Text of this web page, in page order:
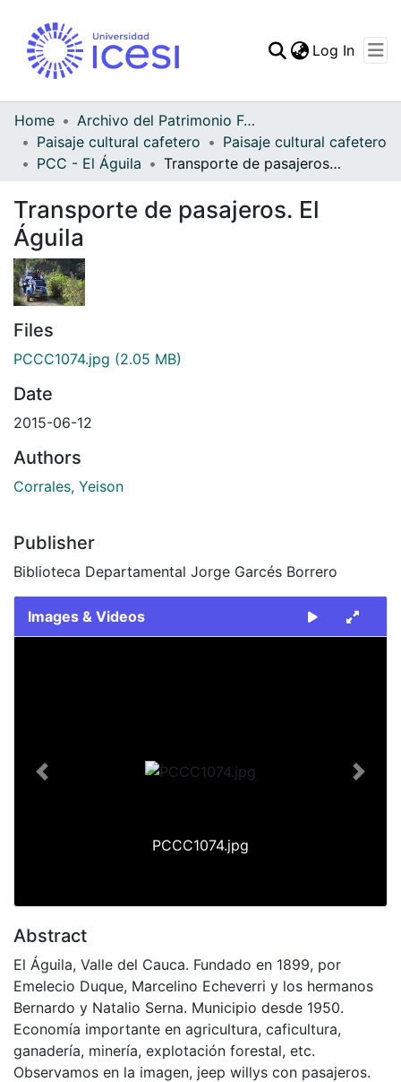
Statistics
Log In
Home
Archivo del Patrimonio Fotográfico y Fílmico del Valle del Cauca
Paisaje cultural cafetero
Paisaje cultural cafetero
PCC - El Águila
Transporte de pasajeros. El Águila
Transporte de pasajeros. El
Águila
Files
PCCC1074.jpg (2.05 MB)
Date
2015-06-12
Authors
Corrales, Yeison
Publisher
Biblioteca Departamental Jorge Garcés Borrero
Images & Videos
PCCC1074.jpg
Previous Next
Abstract
El Águila, Valle del Cauca. Fundado en 1899, por
Emelecio Duque, Marcelino Echeverri y los hermanos
Bernardo y Natalio Serna. Municipio desde 1950.
Economía importante en agricultura, caficultura,
ganadería, minería, explotación forestal, etc.
Observamos en la imagen, jeep willys con pasajeros.